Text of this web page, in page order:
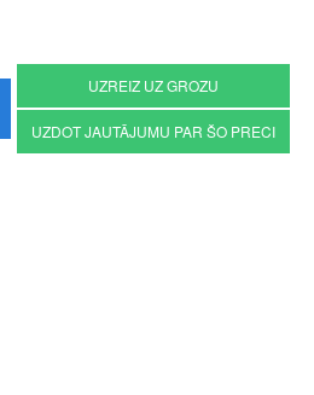
UZREIZ UZ GROZU
UZDOT JAUTĀJUMU PAR ŠO PRECI